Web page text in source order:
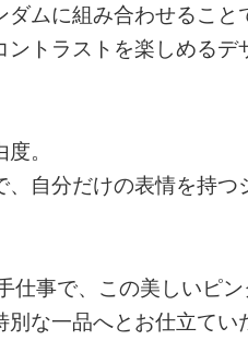
ムに組み合わせること
トラストを楽しめるデ
。
自分だけの表情を持つ
仕事で、この美しいピ
な一品へとお仕立てい